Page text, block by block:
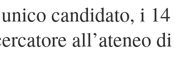
candidato, i 14
all’ateneo di